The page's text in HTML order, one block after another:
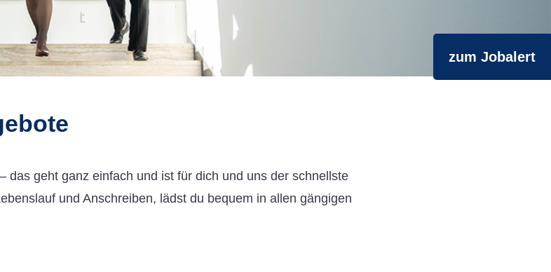
das geht ganz einfach und ist für dich und uns der schnellste
und Anschreiben, lädst du bequem in allen gängigen
zum Jobalert